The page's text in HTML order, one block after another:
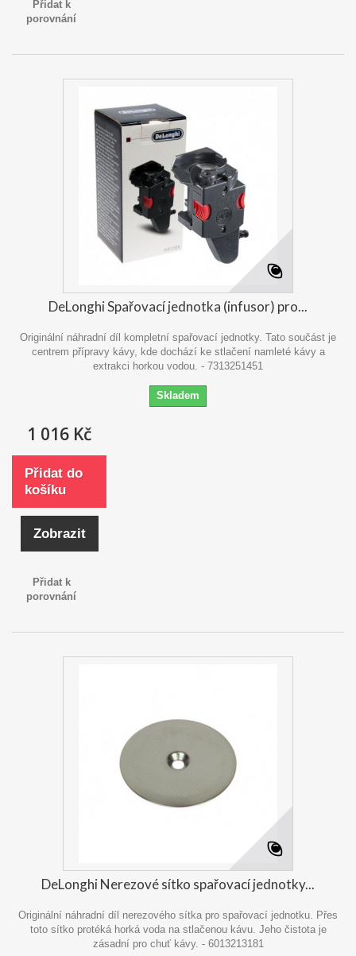
Přidat k
porovnání
DeLonghi Spařovací jednotka (infusor) pro...
Originální náhradní díl kompletní spařovací jednotky. Tato součást je
centrem přípravy kávy, kde dochází ke stlačení namleté kávy a
extrakci horkou vodou. - 7313251451
Skladem
1 016 Kč
Přidat do
košíku
Zobrazit
Přidat k
porovnání
DeLonghi Nerezové sítko spařovací jednotky...
Originální náhradní díl nerezového sítka pro spařovací jednotku. Přes
toto sítko protéká horká voda na stlačenou kávu. Jeho čistota je
zásadní pro chuť kávy. - 6013213181